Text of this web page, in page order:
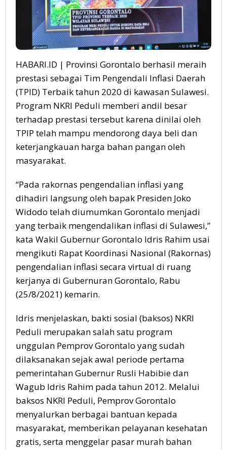
HABARI.ID | Provinsi Gorontalo berhasil meraih
prestasi sebagai Tim Pengendali Inflasi Daerah
(TPID) Terbaik tahun 2020 di kawasan Sulawesi.
Program NKRI Peduli memberi andil besar
terhadap prestasi tersebut karena dinilai oleh
TPIP telah mampu mendorong daya beli dan
keterjangkauan harga bahan pangan oleh
masyarakat.
“Pada rakornas pengendalian inflasi yang
dihadiri langsung oleh bapak Presiden Joko
Widodo telah diumumkan Gorontalo menjadi
yang terbaik mengendalikan inflasi di Sulawesi,”
kata Wakil Gubernur Gorontalo Idris Rahim usai
mengikuti Rapat Koordinasi Nasional (Rakornas)
pengendalian inflasi secara virtual di ruang
kerjanya di Gubernuran Gorontalo, Rabu
(25/8/2021) kemarin.
Idris menjelaskan, bakti sosial (baksos) NKRI
Peduli merupakan salah satu program
unggulan Pemprov Gorontalo yang sudah
dilaksanakan sejak awal periode pertama
pemerintahan Gubernur Rusli Habibie dan
Wagub Idris Rahim pada tahun 2012. Melalui
baksos NKRI Peduli, Pemprov Gorontalo
menyalurkan berbagai bantuan kepada
masyarakat, memberikan pelayanan kesehatan
gratis, serta menggelar pasar murah bahan